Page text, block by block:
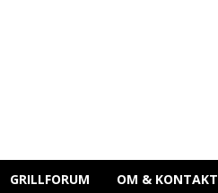
GRILLFORUM OM & KONTAKT